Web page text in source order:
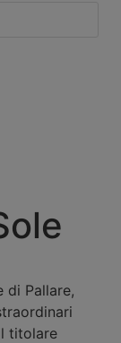
di Pallare,
titolare